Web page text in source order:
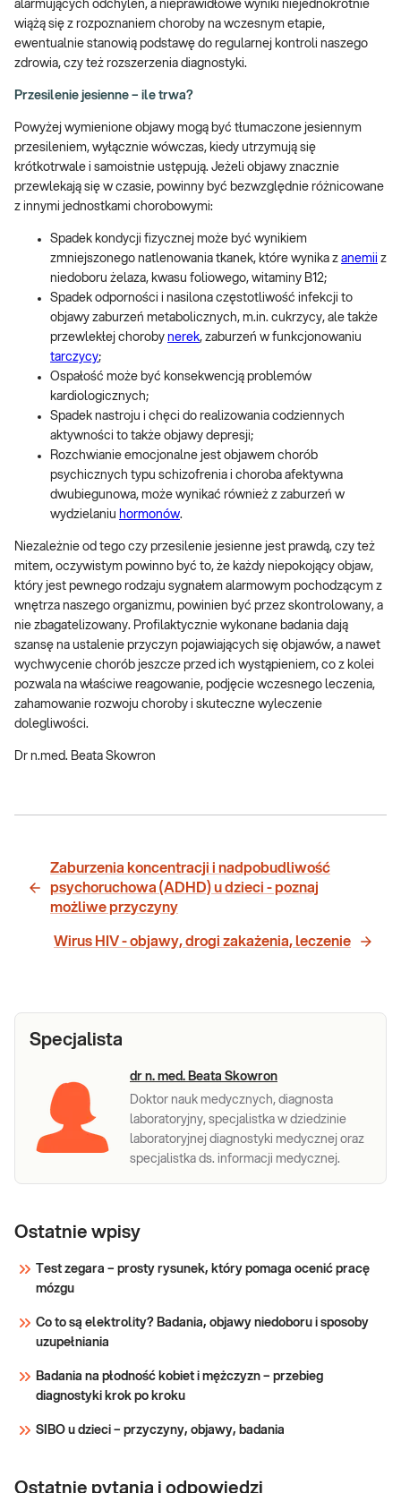
alarmujących odchyleń, a nieprawidłowe wyniki niejednokrotnie
wiążą się z rozpoznaniem choroby na wczesnym etapie,
ewentualnie stanowią podstawę do regularnej kontroli naszego
zdrowia, czy też rozszerzenia diagnostyki.
Przesilenie jesienne – ile trwa?
Powyżej wymienione objawy mogą być tłumaczone jesiennym
przesileniem, wyłącznie wówczas, kiedy utrzymują się
krótkotrwale i samoistnie ustępują. Jeżeli objawy znacznie
przewlekają się w czasie, powinny być bezwzględnie różnicowane
z innymi jednostkami chorobowymi:
Spadek kondycji fizycznej może być wynikiem
zmniejszonego natlenowania tkanek, które wynika z anemii z
niedoboru żelaza, kwasu foliowego, witaminy B12;
Spadek odporności i nasilona częstotliwość infekcji to
objawy zaburzeń metabolicznych, m.in. cukrzycy, ale także
przewlekłej choroby nerek, zaburzeń w funkcjonowaniu
tarczycy;
Ospałość może być konsekwencją problemów
kardiologicznych;
Spadek nastroju i chęci do realizowania codziennych
aktywności to także objawy depresji;
Rozchwianie emocjonalne jest objawem chorób
psychicznych typu schizofrenia i choroba afektywna
dwubiegunowa, może wynikać również z zaburzeń w
wydzielaniu hormonów.
Niezależnie od tego czy przesilenie jesienne jest prawdą, czy też
mitem, oczywistym powinno być to, że każdy niepokojący objaw,
który jest pewnego rodzaju sygnałem alarmowym pochodzącym z
wnętrza naszego organizmu, powinien być przez skontrolowany, a
nie zbagatelizowany. Profilaktycznie wykonane badania dają
szansę na ustalenie przyczyn pojawiających się objawów, a nawet
wychwycenie chorób jeszcze przed ich wystąpieniem, co z kolei
pozwala na właściwe reagowanie, podjęcie wczesnego leczenia,
zahamowanie rozwoju choroby i skuteczne wyleczenie
dolegliwości.
Dr n.med. Beata Skowron
Zaburzenia koncentracji i nadpobudliwość
psychoruchowa (ADHD) u dzieci - poznaj
możliwe przyczyny
Wirus HIV - objawy, drogi zakażenia, leczenie
Specjalista
dr n. med. Beata Skowron
Doktor nauk medycznych, diagnosta
laboratoryjny, specjalistka w dziedzinie
laboratoryjnej diagnostyki medycznej oraz
specjalistka ds. informacji medycznej.
Ostatnie wpisy
Test zegara – prosty rysunek, który pomaga ocenić pracę
mózgu
Co to są elektrolity? Badania, objawy niedoboru i sposoby
uzupełniania
Badania na płodność kobiet i mężczyzn – przebieg
diagnostyki krok po kroku
SIBO u dzieci – przyczyny, objawy, badania
Ostatnie pytania i odpowiedzi